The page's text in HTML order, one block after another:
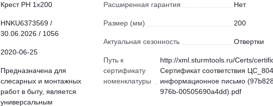
Крест PH 1x200
HNKU6373569 /
30.06.2026 / 1056
2020-06-25
Предназначена для
слесарных и монтажных
работ в быту, является
универсальным
Расширенная гарантия Нет
Размер (мм) 200
Актуальная сезонность Отвертки
Путь к
сертификату
номенклатуры
http://xml.sturmtools.ru/Certs/
Сертификат соответствия
информационное письмо
976b-00505690a4dd).pdf